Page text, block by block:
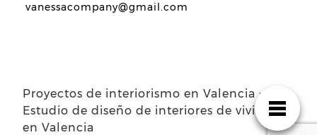
vanessacompany@gmail.com
Proyectos de interiorismo en Valencia ·
Estudio de diseño de interiores de viviendas
en Valencia